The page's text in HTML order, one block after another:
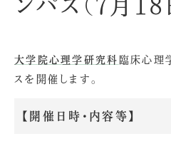
ンパス（7月18
大学院心理学研究科 臨床心理
スを開催します。
【開催日時・内容等】